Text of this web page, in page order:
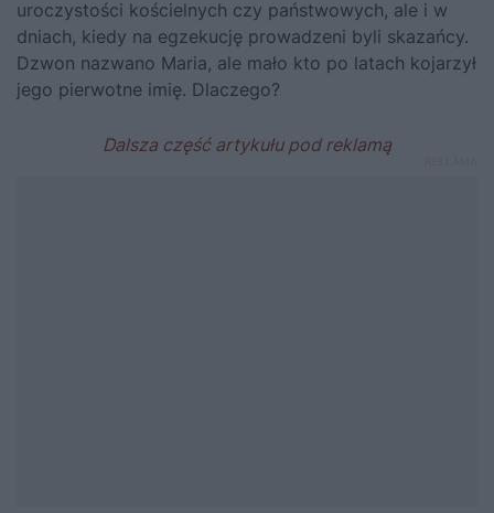
uroczystości kościelnych czy państwowych, ale i w
dniach, kiedy na egzekucję prowadzeni byli skazańcy.
Dzwon nazwano Maria, ale mało kto po latach kojarzył
jego pierwotne imię. Dlaczego?